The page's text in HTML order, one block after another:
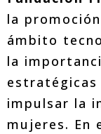
la
ámbito
la
estratégicas
impulsar la
mujeres. En